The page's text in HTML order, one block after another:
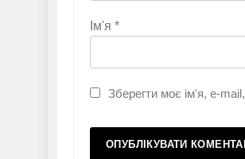
Ім'я *
Зберегти моє ім'я, e-